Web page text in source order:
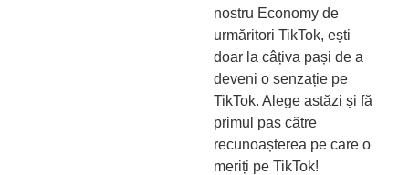
nostru Economy de
urmăritori TikTok, ești
doar la câțiva pași de a
deveni o senzație pe
TikTok. Alege astăzi și fă
primul pas către
recunoașterea pe care o
meriți pe TikTok!